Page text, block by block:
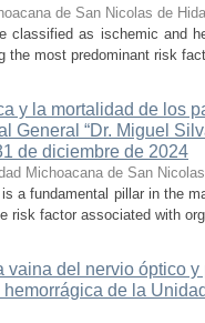
de San Nicolas de
classified as ischemic and
the most predominant risk
y la mortalidad de los
General “Dr. Miguel
de diciembre de 2024
Michoacana de San
a fundamental pillar in the
risk factor associated with
vaina del nervio óptico
de la